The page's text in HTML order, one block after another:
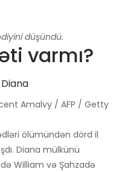
düşündü.
varmı?
Amalvy / AFP / Getty
ölümündən dörd il
Diana mülkünü
William və Şahzadə